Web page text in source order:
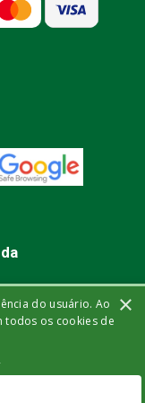
Miguel de Frias, 150 -
| CNPJ: 32.561.144/0001-
© 2021 bisturi.com.br.
substituem, de forma
×
do usuário. Ao
todos os cookies de